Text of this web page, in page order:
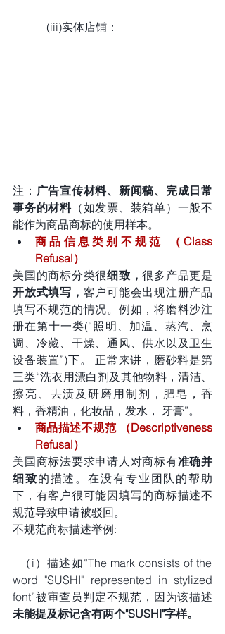
            (iii)实体店铺：
注： 广告宣传材料、新闻稿、完成日常
事务的材料（如发票、装箱单）一般不
能作为商品商标的使用样本。
商品信息类别不规范 （Class
Refusal）
美国的商标分类很细致，很多产品更是
开放式填写， 客户可能会出现注册产品
填写不规范的情况。例如，将磨料沙注
册在第十一类(“照明、加温、蒸汽、烹
调、冷藏、干燥、通风、供水以及卫生
设备装置”)下。 正常来讲，磨砂料是第
三类“洗衣用漂白剂及其他物料，清洁、
擦亮、去渍及研磨用制剂，肥皂，香
料，香精油，化妆品，发水， 牙膏”。
商品描述不规范 （Descriptiveness
Refusal）
美国商标法要求申请人对商标有准确并
细致的描述。在没有专业团队的帮助
下，有客户很可能因填写的商标描述不
规范导致申请被驳回。
不规范商标描述举例:
word "SUSHI" represented in stylized
font”被审查员判定不规范，因为该描述
未能提及标记含有两个"SUSHI"字样。